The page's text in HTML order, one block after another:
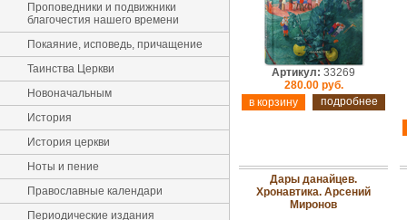
Проповедники и подвижники
благочестия нашего времени
Покаяние, исповедь, причащение
Таинства Церкви
Новоначальным
История
История церкви
Ноты и пение
Православные календари
Периодические издания
Артикул: 33269
280.00 руб.
подробнее
Дары данайцев.
Хронавтика. Арсений
Миронов